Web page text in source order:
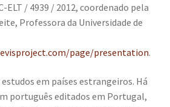
ELT / 4939 / 2012, coordenado pela
Professora da Universidade de
page/presentation.
em países estrangeiros. Há
português editados em Portugal,